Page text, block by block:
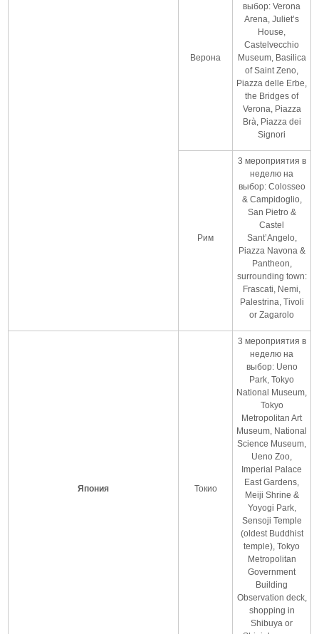
Верона
выбор: Verona
Arena, Juliet’s
House,
Castelvecchio
Museum, Basilica
of Saint Zeno,
Piazza delle Erbe,
the Bridges of
Verona, Piazza
Brà, Piazza dei
Signori
Рим
3 мероприятия в
неделю на
выбор: Colosseo
& Campidoglio,
San Pietro &
Castel
Sant’Angelo,
Piazza Navona &
Pantheon,
surrounding town:
Frascati, Nemi,
Palestrina, Tivoli
or Zagarolo
Япония Токио
3 мероприятия в
неделю на
выбор: Ueno
Park, Tokyo
National Museum,
Tokyo
Metropolitan Art
Museum, National
Science Museum,
Ueno Zoo,
Imperial Palace
East Gardens,
Meiji Shrine &
Yoyogi Park,
Sensoji Temple
(oldest Buddhist
temple), Tokyo
Metropolitan
Government
Building
Observation deck,
shopping in
Shibuya or